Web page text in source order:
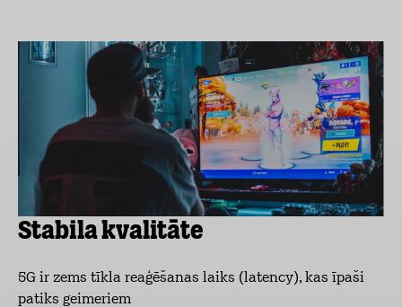
Stabila kvalitāte
5G ir zems tīkla reaģēšanas laiks (latency), kas īpaši
patiks geimeriem